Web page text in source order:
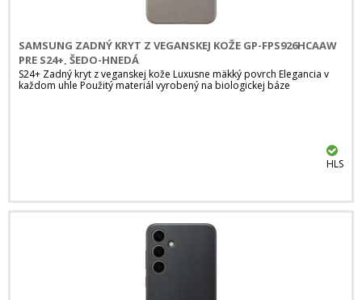
SAMSUNG ZADNÝ KRYT Z VEGANSKEJ KOŽE GP-FPS926HCAAW
PRE S24+, ŠEDO-HNEDÁ
S24+ Zadný kryt z veganskej kože Luxusne mäkký povrch Elegancia v
každom uhle Použitý materiál vyrobený na biologickej báze
HLS